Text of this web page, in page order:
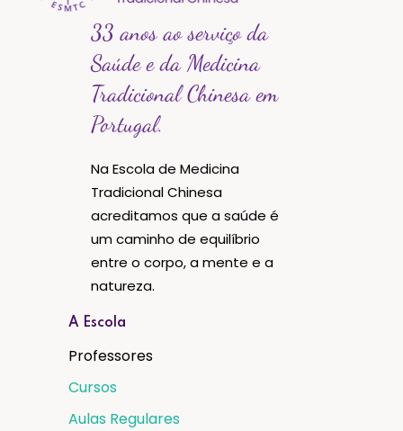
33 anos ao serviço da
Saúde e da Medicina
Tradicional Chinesa em
Portugal.
Na Escola de Medicina
Tradicional Chinesa
acreditamos que a saúde é
um caminho de equilíbrio
entre o corpo, a mente e a
natureza.
A Escola
Professores
Cursos
Aulas Regulares